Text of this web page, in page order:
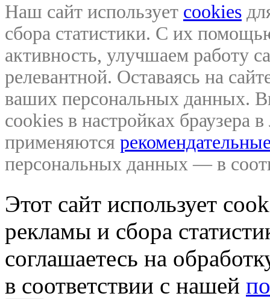
Наш сайт использует cookies
сбора статистики. С их
активность, улучшаем работу
релевантной. Оставаясь на
ваших персональных данных.
cookies в настройках браузера
применяются
персональных данных — в
Этот сайт использует
рекламы и сбора
соглашаетесь на
в соответствии с нашей